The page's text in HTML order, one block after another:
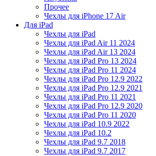
Прочее
Чехлы для iPhone 17 Air
Для iPad
Чехлы для iPad
Чехлы для iPad Air 11 2024
Чехлы для iPad Air 13 2024
Чехлы для iPad Pro 13 2024
Чехлы для iPad Pro 11 2024
Чехлы для iPad Pro 12.9 2022
Чехлы для iPad Pro 12.9 2021
Чехлы для iPad Pro 11 2021
Чехлы для iPad Pro 12.9 2020
Чехлы для iPad Pro 11 2020
Чехлы для iPad 10.9 2022
Чехлы для iPad 10.2
Чехлы для iPad 9.7 2018
Чехлы для iPad 9.7 2017